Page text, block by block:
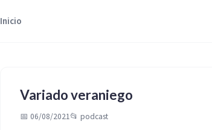
Inicio
Variado veraniego
📅 06/08/2021📂 podcast